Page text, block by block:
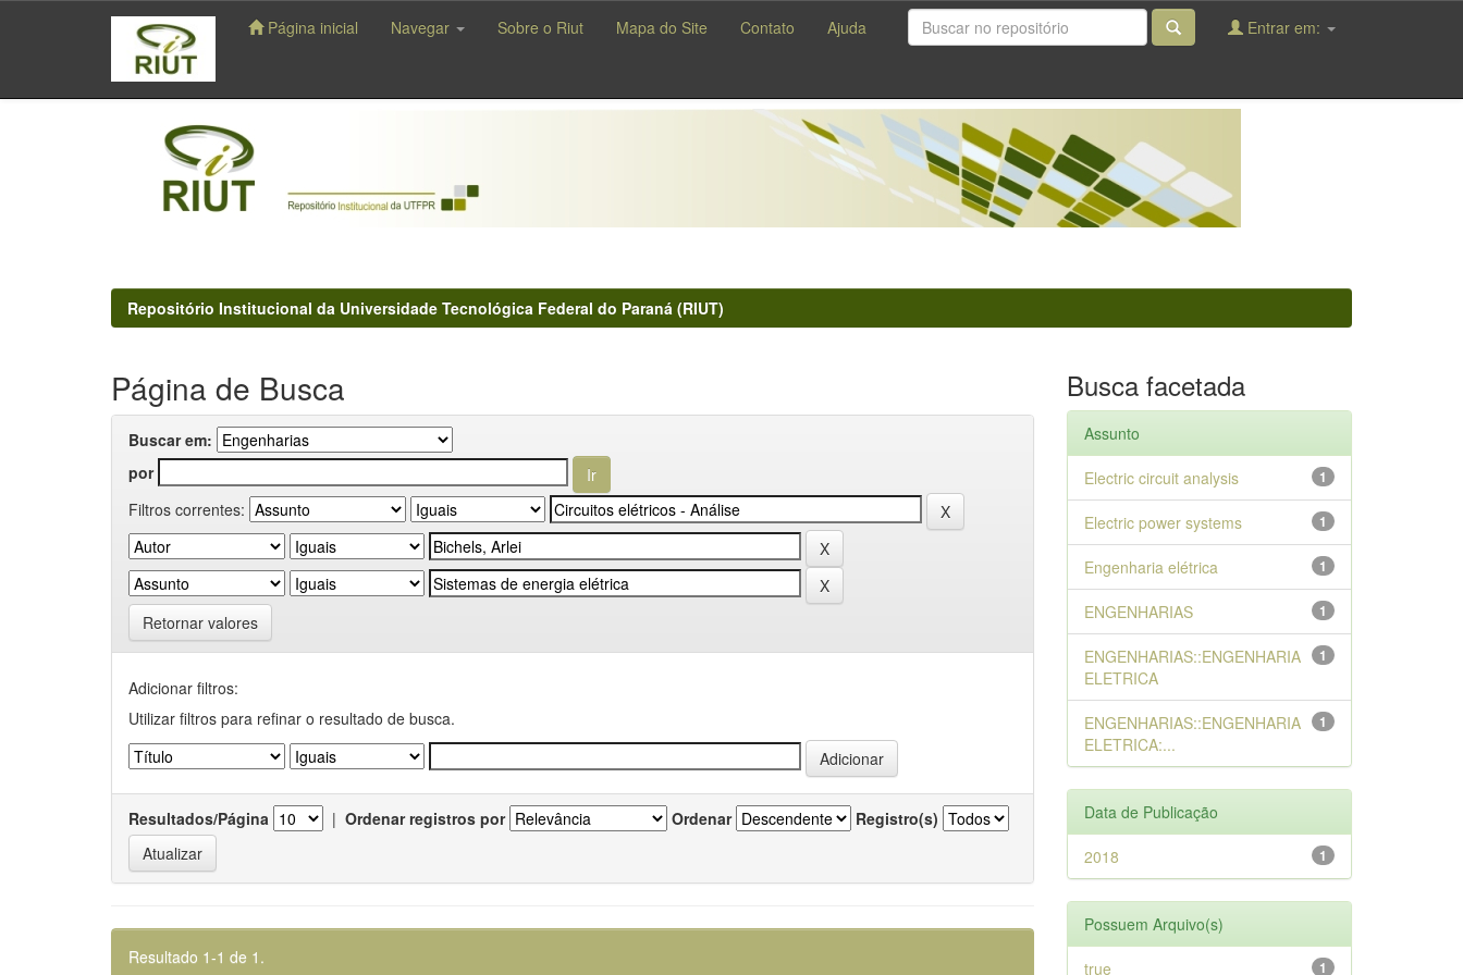
navigation
Página inicial Navegar Sobre o Riut Mapa do Site Contato Ajuda Entrar em:
Repositório Institucional da Universidade Tecnológica Federal do Paraná (RIUT)
Página de Busca
Buscar em:
por
Filtros correntes:
Retornar valores
Adicionar filtros:
Utilizar filtros para refinar o resultado de busca.
Resultados/Página | Ordenar registros por Ordenar Registro(s)
Resultado 1-1 de 1.
Busca facetada
Assunto
1
Electric circuit analysis
1
Electric power systems
1
Engenharia elétrica
1
ENGENHARIAS
1
ENGENHARIAS::ENGENHARIA
ELETRICA
1
ENGENHARIAS::ENGENHARIA
ELETRICA:...
Data de Publicação
1
2018
Possuem Arquivo(s)
1
true